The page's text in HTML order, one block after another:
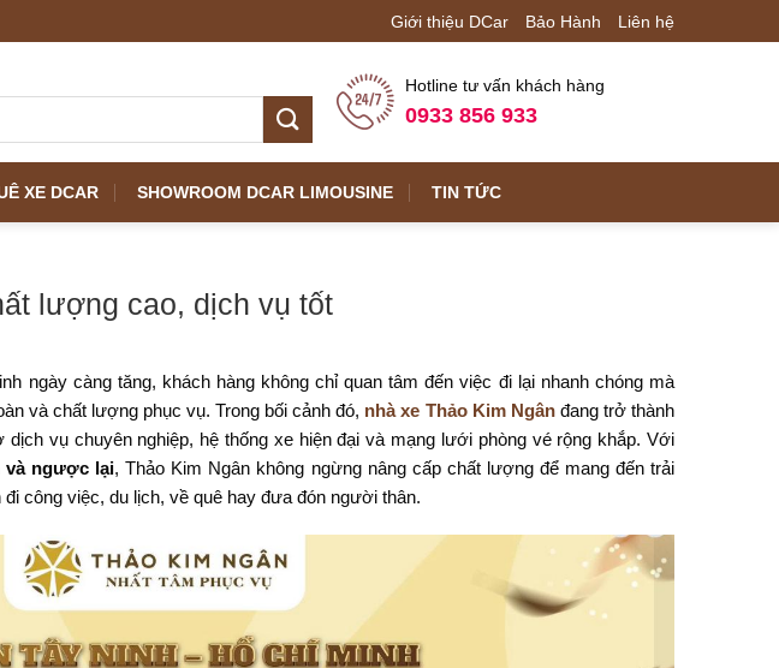
Giới thiệu DCar Bảo Hành Liên hệ
Hotline tư vấn khách hàng
0933 856 933
XE DCAR SHOWROOM DCAR LIMOUSINE TIN TỨC
lượng cao, dịch vụ tốt
ngày càng tăng, khách hàng không chỉ quan tâm đến việc đi lại nhanh chóng mà
và chất lượng phục vụ. Trong bối cảnh đó, nhà xe Thảo Kim Ngânđang trở thành
vụ chuyên nghiệp, hệ thống xe hiện đại và mạng lưới phòng vé rộng khắp. Với
và ngược lại, Thảo Kim Ngân không ngừng nâng cấp chất lượng để mang đến trải
công việc, du lịch, về quê hay đưa đón người thân.